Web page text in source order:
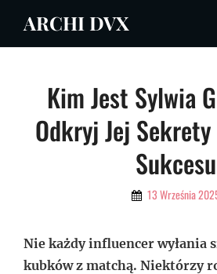
ARCHI DVX
Kim Jest Sylwia
Odkryj Jej
Sukcesu
By 13 Września
Nie każdy influencer wyłania
kubków z matchą. Niektórzy
Nawigacja
wpisu